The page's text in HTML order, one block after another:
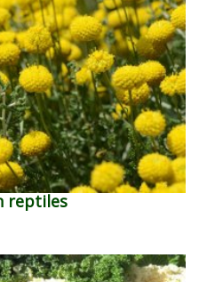
reptiles